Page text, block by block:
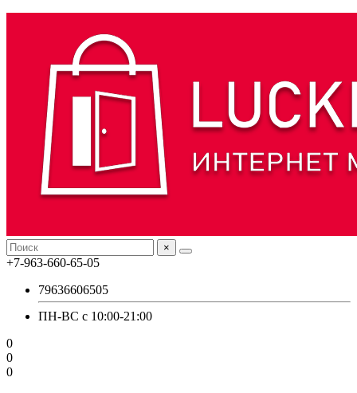
×
+7-963-660-65-05
79636606505
ПН-ВС с 10:00-21:00
0
0
0